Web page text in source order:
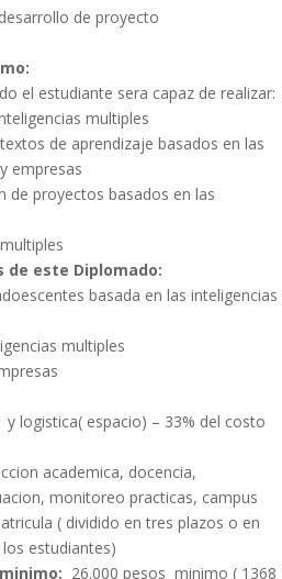
de proyecto
el estudiante sera capaz de realizar:
multiples
de aprendizaje basados en las
empresas
de proyectos basados en las
este Diplomado:
basada en las inteligencias
multiples
logistica( espacio) – 33% del costo
academica, docencia,
monitoreo practicas, campus
( dividido en tres plazos o en
estudiantes)
26.000 pesos minimo ( 1368